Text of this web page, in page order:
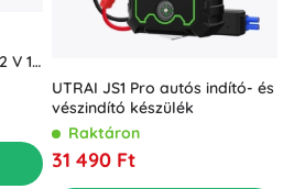
V 15
UTRAI JS1 Pro autós indító- és
vészindító készülék
Raktáron
31 490 Ft